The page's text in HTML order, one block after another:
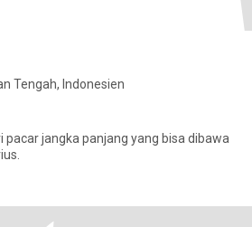
Tengah, Indonesien
pacar jangka panjang yang bisa dibawa